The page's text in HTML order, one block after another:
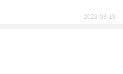
2023-03-19